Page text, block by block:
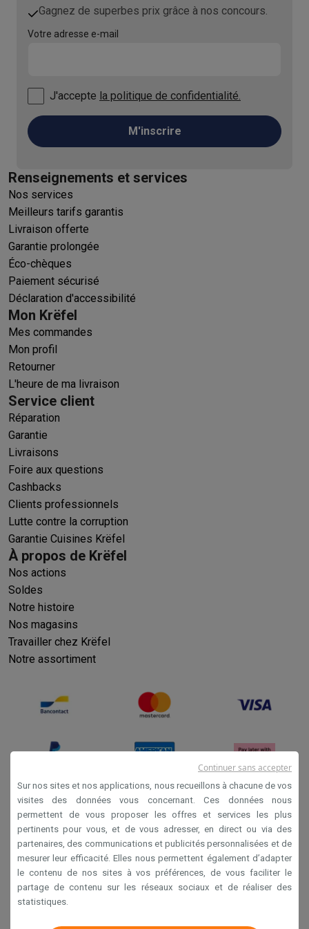
Gagnez de superbes prix grâce à nos concours.
Votre adresse e-mail
J'accepte la politique de confidentialité.
M'inscrire
Renseignements et services
Nos services
Meilleurs tarifs garantis
Livraison offerte
Garantie prolongée
Éco-chèques
Paiement sécurisé
Déclaration d'accessibilité
Mon Krëfel
Mes commandes
Mon profil
Retourner
L'heure de ma livraison
Service client
Réparation
Garantie
Livraisons
Foire aux questions
Cashbacks
Clients professionnels
Lutte contre la corruption
Garantie Cuisines Krëfel
À propos de Krëfel
Nos actions
Soldes
Notre histoire
Nos magasins
Travailler chez Krëfel
Notre assortiment
Conditions générales de vente
Privacy
Disclaimer
Cookies
Krëfel NV - Steenstraat 44 - Industriezone 4 "T Sas",
Sur nos sites et nos applications, nous recueillons à chacune de vos
visites des données vous concernant. Ces données nous
permettent de vous proposer les offres et services les plus
pertinents pour vous, et de vous adresser, en direct ou via des
partenaires, des communications et publicités personnalisées et de
mesurer leur efficacité. Elles nous permettent également d’adapter
le contenu de nos sites à vos préférences, de vous faciliter le
partage de contenu sur les réseaux sociaux et de réaliser des
statistiques.
Continuer sans accepter